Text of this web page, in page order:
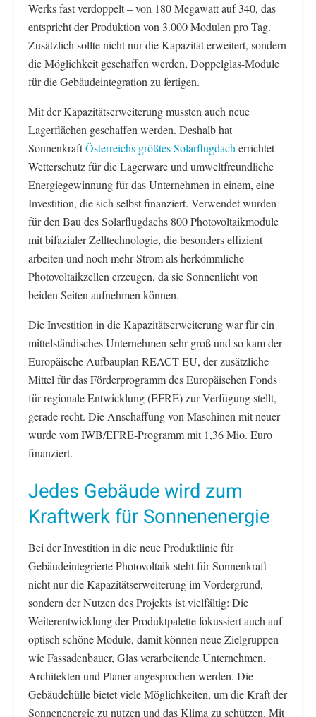
Werks fast verdoppelt – von 180 Megawatt auf 340, das
entspricht der Produktion von 3.000 Modulen pro Tag.
Zusätzlich sollte nicht nur die Kapazität erweitert, sondern
die Möglichkeit geschaffen werden, Doppelglas-Module
für die Gebäudeintegration zu fertigen.
Mit der Kapazitätserweiterung mussten auch neue
Lagerflächen geschaffen werden. Deshalb hat
SonnenkraftÖsterreichs größtes Solarflugdach errichtet –
Wetterschutz für die Lagerware und umweltfreundliche
Energiegewinnung für das Unternehmen in einem, eine
Investition, die sich selbst finanziert. Verwendet wurden
für den Bau des Solarflugdachs 800 Photovoltaikmodule
mit bifazialer Zelltechnologie, die besonders effizient
arbeiten und noch mehr Strom als herkömmliche
Photovoltaikzellen erzeugen, da sie Sonnenlicht von
beiden Seiten aufnehmen können.
Die Investition in die Kapazitätserweiterung war für ein
mittelständisches Unternehmen sehr groß und so kam der
Europäische Aufbauplan REACT-EU, der zusätzliche
Mittel für das Förderprogramm des Europäischen Fonds
für regionale Entwicklung (EFRE) zur Verfügung stellt,
gerade recht. Die Anschaffung von Maschinen mit neuer
wurde vom IWB/EFRE-Programm mit 1,36 Mio. Euro
finanziert.
Jedes Gebäude wird zum
Kraftwerk für Sonnenenergie
Bei der Investition in die neue Produktlinie für
Gebäudeintegrierte Photovoltaik steht für Sonnenkraft
nicht nur die Kapazitätserweiterung im Vordergrund,
sondern der Nutzen des Projekts ist vielfältig: Die
Weiterentwicklung der Produktpalette fokussiert auch auf
optisch schöne Module, damit können neue Zielgruppen
wie Fassadenbauer, Glas verarbeitende Unternehmen,
Architekten und Planer angesprochen werden. Die
Gebäudehülle bietet viele Möglichkeiten, um die Kraft der
Sonnenenergie zu nutzen und das Klima zu schützen. Mit